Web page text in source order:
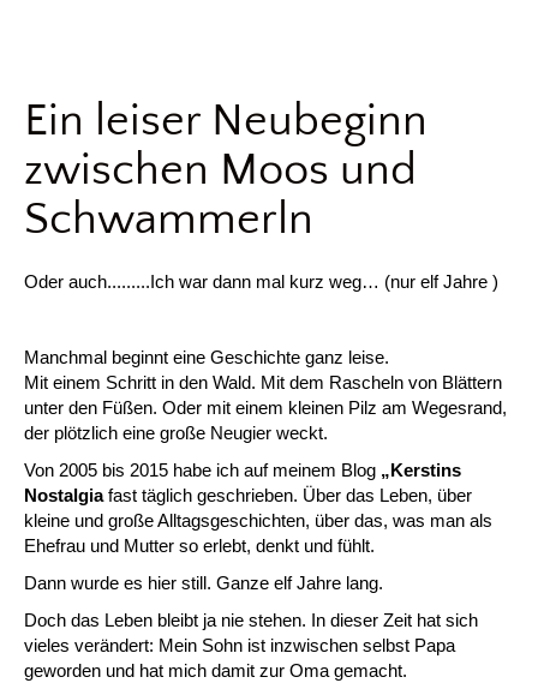
Ein leiser Neubeginn
zwischen Moos und
Schwammerln
Oder auch.........Ich war dann mal kurz weg… (nur elf Jahre )
Manchmal beginnt eine Geschichte ganz leise.
Mit einem Schritt in den Wald. Mit dem Rascheln von Blättern
unter den Füßen. Oder mit einem kleinen Pilz am Wegesrand,
der plötzlich eine große Neugier weckt.
Von 2005 bis 2015 habe ich auf meinem Blog „Kerstins
Nostalgiafast täglich geschrieben. Über das Leben, über
kleine und große Alltagsgeschichten, über das, was man als
Ehefrau und Mutter so erlebt, denkt und fühlt.
Dann wurde es hier still. Ganze elf Jahre lang.
Doch das Leben bleibt ja nie stehen. In dieser Zeit hat sich
vieles verändert: Mein Sohn ist inzwischen selbst Papa
geworden und hat mich damit zur Oma gemacht.